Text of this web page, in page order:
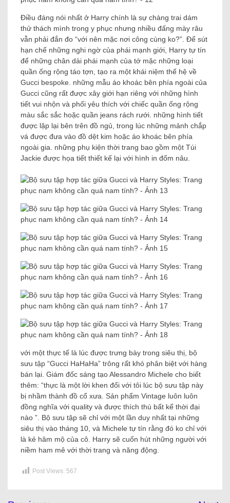
Điều đáng nói nhất ở Harry chính là sự chàng trai dám
thử thách mình trong y phục nhưng nhiều đấng mày râu
vẫn phải đắn đo “với nên mặc nơi công cùng ko?”. Để sút
hạn chế những nghi ngờ của phái mạnh giới, Harry tự tín
để những chân dài phái mạnh của tớ mặc những loại
quần ống rộng táo tợn, tạo ra một khái niệm thế hệ về
Gucci bespoke. những mẫu áo khoác bên phía ngoài của
Gucci cũng rất được xây giới hạn riêng với những hình
tiết vui nhộn và phối yêu thích với chiếc quần ống rộng
màu sắc sắc hoặc quần jeans rách rưới. những hình tiết
được lặp lại bên trên đồ ngủ, trong lúc những mảnh chắp
vá được đưa vào đồ dệt kim hoặc áo khoác bên phía
ngoài gia. những phụ kiện thời trang bao gồm một Túi
Jackie được họa tiết thiết kế lại với hình in đốm nâu.
với một thực tế là lúc được trưng bày trong siêu thị, bộ
sưu tập “Gucci HaHaHa” trông rất khó phân biệt với hàng
bán lại. Giám đốc sáng tạo Alessandro Michele cho biết
thêm: “thực là một lời khen đối với tôi lúc bộ sưu tập này
bị nhầm thành đồ cổ xưa. Sản phẩm Vintage luôn luôn
đồng nghĩa với quality và được thích thú bất kể thời đại
nào ”. Bộ sưu tập sẽ chỉ với một lần duy nhất tại những
siêu thị vào tháng 10, và Michele tự tín rằng đó ko chỉ với
là kẻ hâm mộ của cô. Harry sẽ cuốn hút những người với
niềm ham mê với thời trang và năng động.
Post Views: 567